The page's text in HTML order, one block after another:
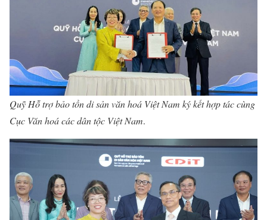
Quỹ Hỗ trợ bảo tồn di sản văn hoá Việt Nam ký kết hợp tác cùng
Cục Văn hoá các dân tộc Việt Nam.